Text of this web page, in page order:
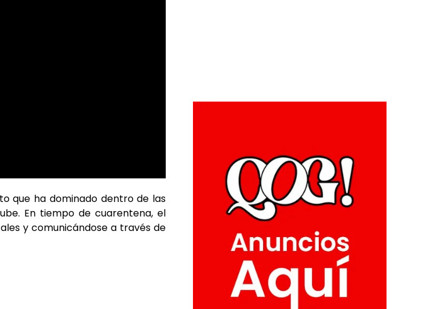
que ha dominado dentro de las
En tiempo de cuarentena, el
y comunicándose a través de